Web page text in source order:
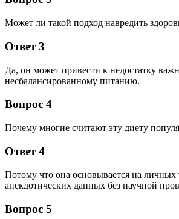
Может ли такой подход навредить
Ответ 3
Да, он может привести к недостатку
несбалансированному питанию.
Вопрос 4
Почему многие считают эту диету
Ответ 4
Потому что она основывается на личных
анекдотических данных без научной
Вопрос 5